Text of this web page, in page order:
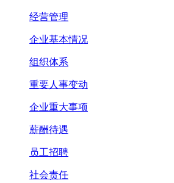
经营管理
企业基本情况
组织体系
重要人事变动
企业重大事项
薪酬待遇
员工招聘
社会责任